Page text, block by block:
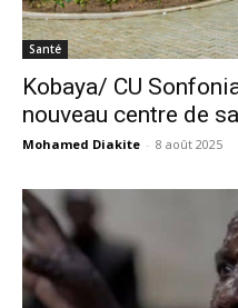
Santé
Kobaya/ CU
nouveau centre de
Mohamed Diakite - 8 août 2025